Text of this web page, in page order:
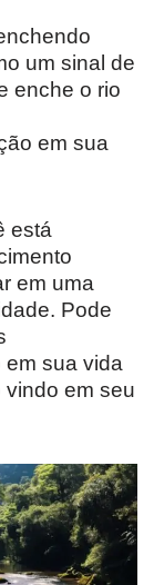
um sinal de
enche o rio
em sua
está
em uma
Pode
sua vida
em seu